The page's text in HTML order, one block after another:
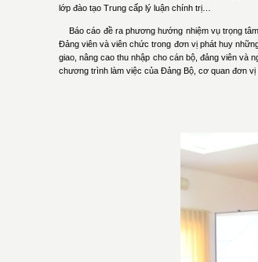
lớp đào tạo Trung cấp lý luận chính trị…
Báo cáo đề ra phương hướng nhiệm vụ trọng
Đảng viên và viên chức trong đơn vị phát huy
giao, nâng cao thu nhập cho cán bộ, đảng viên và
chương trình làm việc của Đảng Bộ, cơ quan đơn